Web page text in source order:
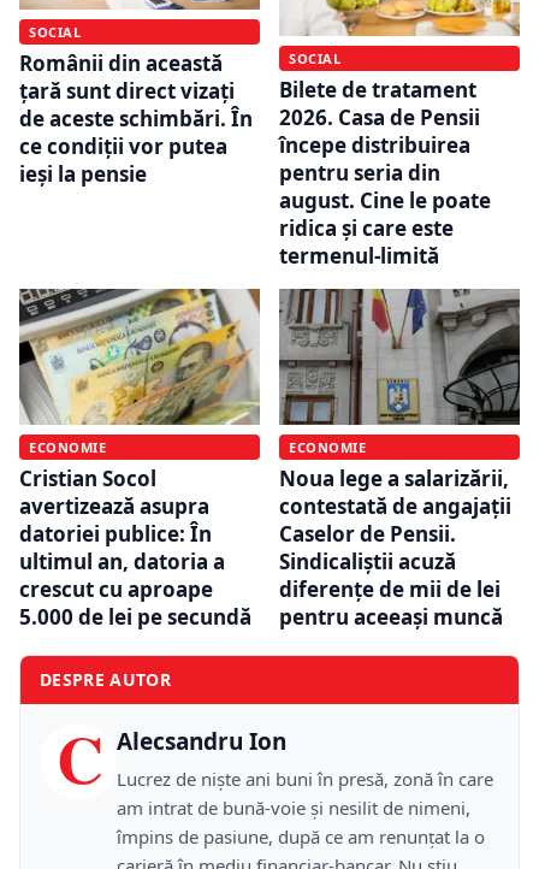
SOCIAL
Românii din această
țară sunt direct vizați
de aceste schimbări. În
ce condiții vor putea
ieși la pensie
SOCIAL
Bilete de tratament
2026. Casa de Pensii
începe distribuirea
pentru seria din
august. Cine le poate
ridica și care este
termenul-limită
ECONOMIE
Cristian Socol
avertizează asupra
datoriei publice: În
ultimul an, datoria a
crescut cu aproape
5.000 de lei pe secundă
ECONOMIE
Noua lege a salarizării,
contestată de angajații
Caselor de Pensii.
Sindicaliștii acuză
diferențe de mii de lei
pentru aceeași muncă
DESPRE AUTOR
C Alecsandru Ion
Lucrez de niște ani buni în presă, zonă în care
am intrat de bună-voie și nesilit de nimeni,
împins de pasiune, după ce am renunțat la o